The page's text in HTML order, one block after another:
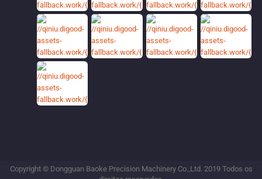
Copyright © Dongguan Baoke Precision Machinery Co.,Ltd. 2019 Todos os